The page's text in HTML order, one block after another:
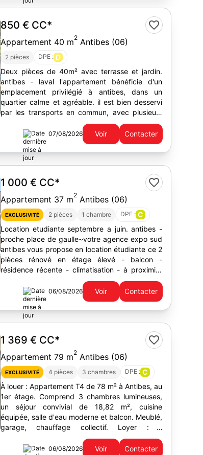
850 € CC*
Appartement 40 m2 Antibes (06)
2 pièces DPE : D
Deux pièces de 40m² avec terrasse et jardin.
antibes - laval l'appartement bénéficie d'un
emplacement privilégié à antibes, dans un
quartier calme et agréable. il est bien desservi
par les transports en commun, avec plusieurs
07/08/2026 Voir Contacter
1 000 € CC*
Appartement 37 m2 Antibes (06)
EXCLUSIVITÉ 2 pièces 1 chambre DPE : C
Location etudiante septembre a juin. antibes -
proche place de gaulle~votre agence expo sud
antibes vous propose en location étudiante ce 2
pièces rénové en étage élevé - balcon -
résidence récente - climatisation - à proximité
06/08/2026 Voir Contacter
1 369 € CC*
Appartement 79 m2 Antibes (06)
EXCLUSIVITÉ 4 pièces 3 chambres DPE : C
À louer : Appartement T4 de 78 m² à Antibes, au
1er étage. Comprend 3 chambres lumineuses,
un séjour convivial de 18,82 m², cuisine
équipée, salle d'eau moderne et balcon. Meublé,
garage, chauffage collectif. Loyer : 1
369,46€/mois charges comprises.
06/08/2026 Voir Contacter